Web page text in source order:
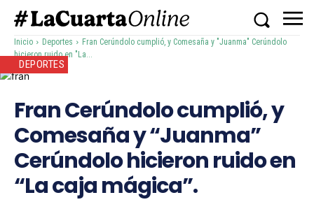
Inicio Deportes
Fran Cerúndolo cumplió, y Comesaña y "Juanma" Cerúndolo
hicieron ruido en "La...
DEPORTES
Fran Cerúndolo cumplió, y
Comesaña y “Juanma”
Cerúndolo hicieron ruido en
“La caja mágica”.